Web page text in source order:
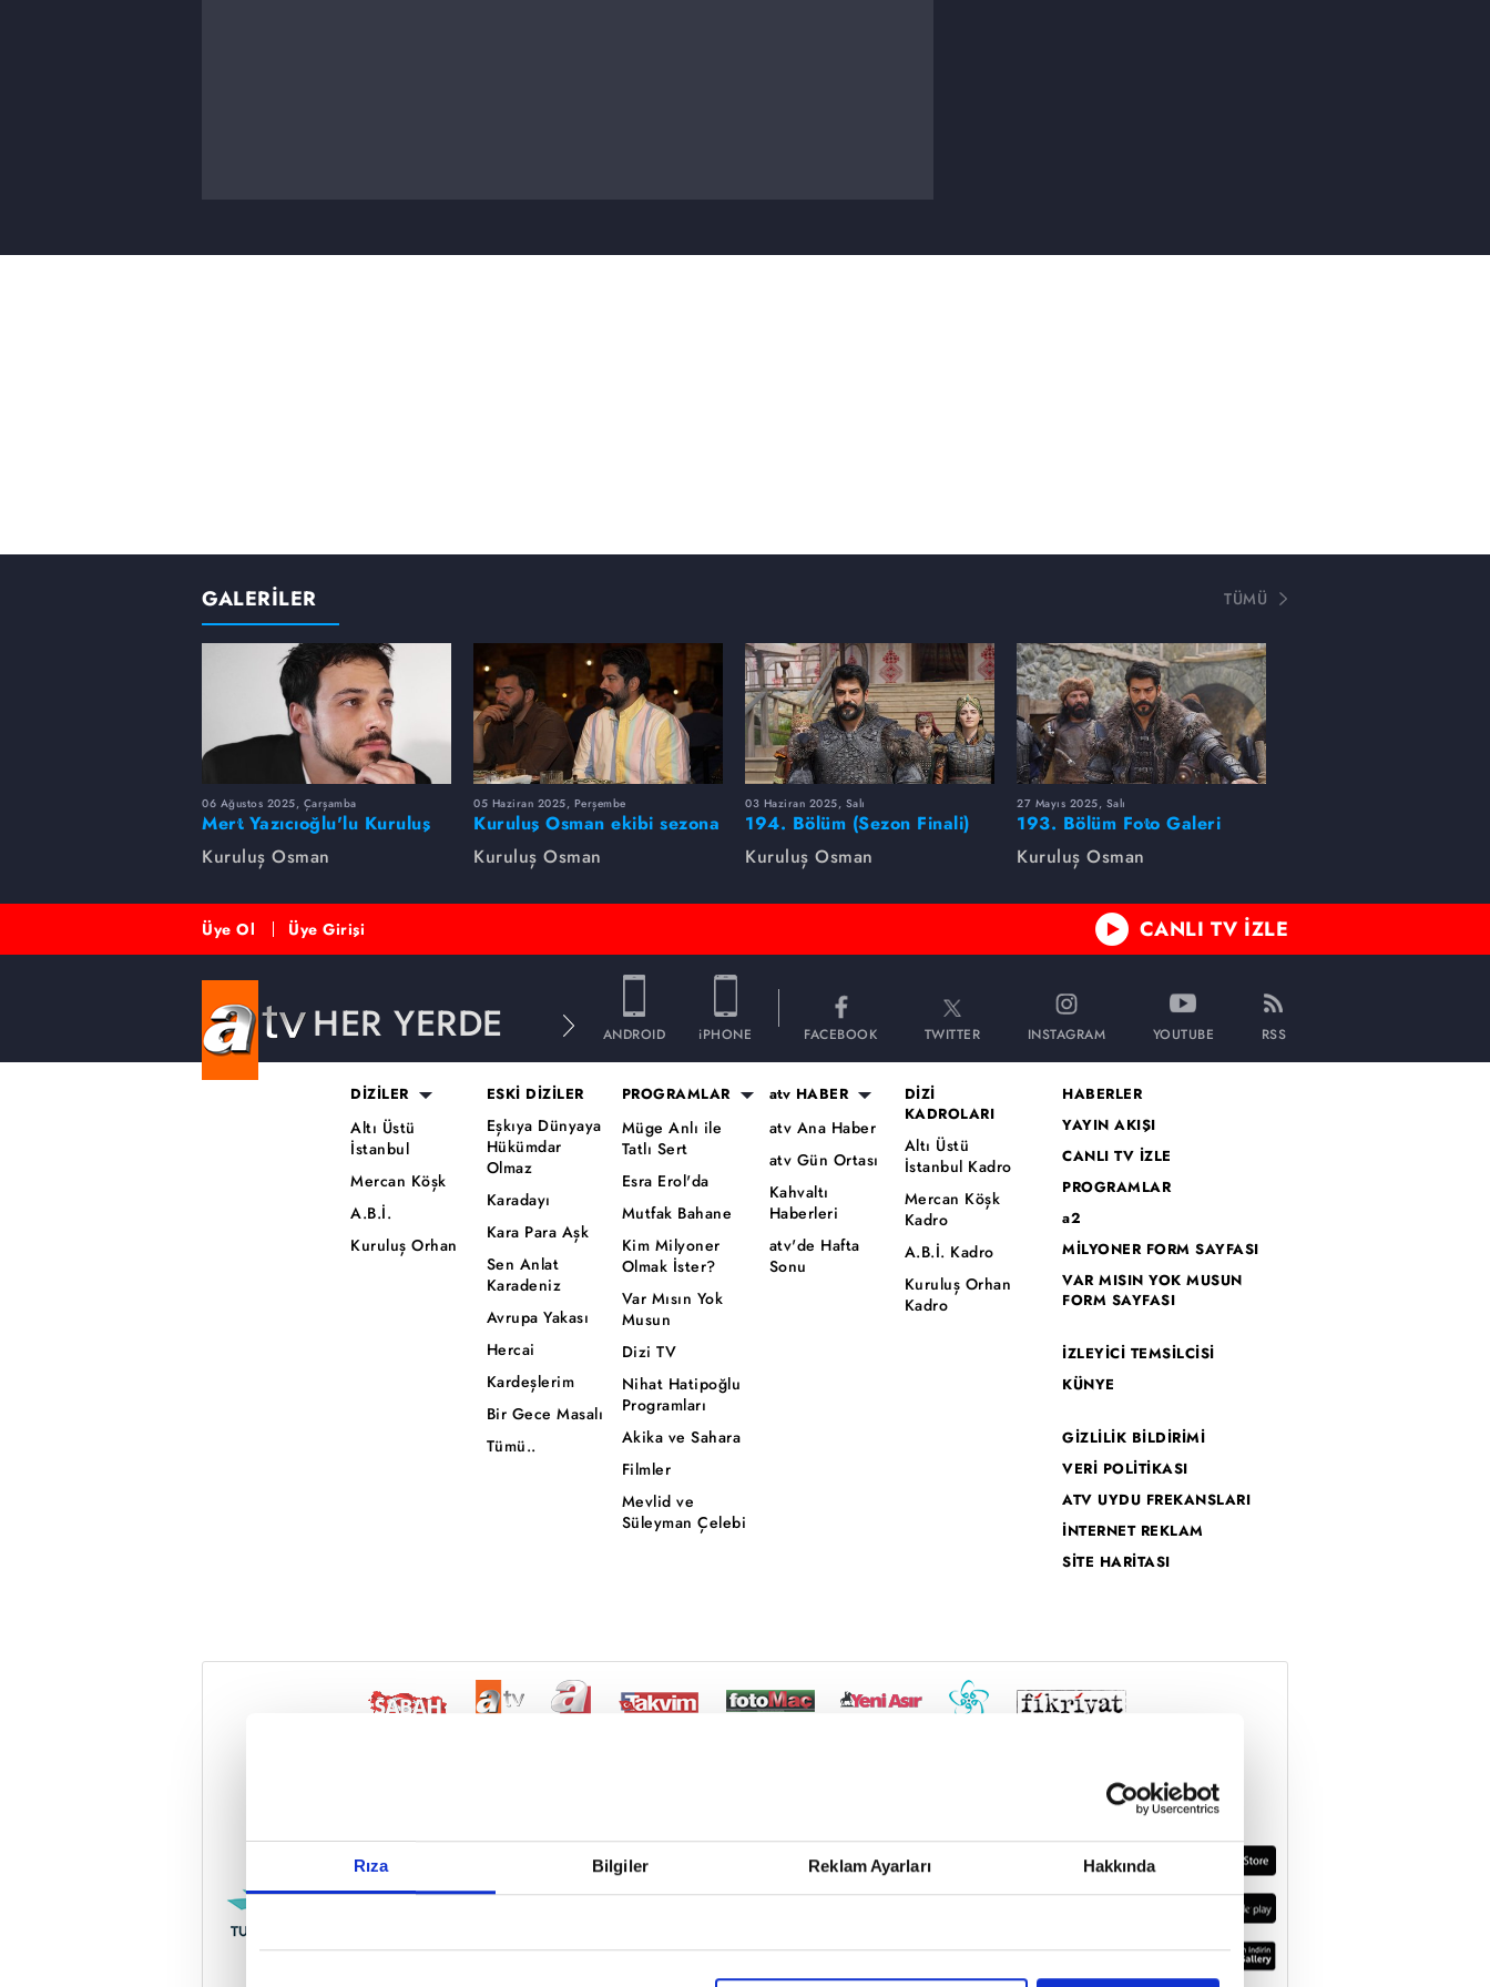
Rıza Bilgiler Reklam Ayarları Hakkında
Reddet
GALERİLER TÜMÜ
06 Ağustos 2025, Çarşamba
Mert Yazıcıoğlu'lu Kuruluş
dizisinin oyuncu kadrosunda
kimler var?
Kuruluş Osman
05 Haziran 2025, Perşembe
Kuruluş Osman ekibi sezona
birlikte veda etti
Kuruluş Osman
03 Haziran 2025, Salı
194. Bölüm (Sezon Finali)
Foto Galeri
Kuruluş Osman
27 Mayıs 2025, Salı
193. Bölüm Foto Galeri
Kuruluş Osman
Üye Ol Üye Girişi CANLI TV İZLE
HER YERDE ANDROID iPHONE FACEBOOK TWITTER INSTAGRAM YOUTUBE RSS
DİZİLER
Altı Üstü
İstanbul
Mercan Köşk
A.B.İ.
Kuruluş Orhan
ESKİ DİZİLER
Eşkıya Dünyaya
Hükümdar
Olmaz
Karadayı
Kara Para Aşk
Sen Anlat
Karadeniz
Avrupa Yakası
Hercai
Kardeşlerim
Bir Gece Masalı
Tümü..
PROGRAMLAR
Müge Anlı ile
Tatlı Sert
Esra Erol'da
Mutfak Bahane
Kim Milyoner
Olmak İster?
Var Mısın Yok
Musun
Dizi TV
Nihat Hatipoğlu
Programları
Akika ve Sahara
Filmler
Mevlid ve
Süleyman Çelebi
atv HABER
atv Ana Haber
atv Gün Ortası
Kahvaltı
Haberleri
atv'de Hafta
Sonu
DİZİ
KADROLARI
Altı Üstü
İstanbul Kadro
Mercan Köşk
Kadro
A.B.İ. Kadro
Kuruluş Orhan
Kadro
HABERLER
YAYIN AKIŞI
CANLI TV İZLE
PROGRAMLAR
a2
MİLYONER FORM SAYFASI
VAR MISIN YOK MUSUN
FORM SAYFASI
İZLEYİCİ TEMSİLCİSİ
KÜNYE
GİZLİLİK BİLDİRİMİ
VERİ POLİTİKASI
ATV UYDU FREKANSLARI
İNTERNET REKLAM
SİTE HARİTASI